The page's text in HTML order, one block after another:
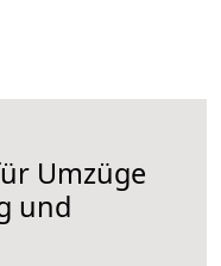
Umzüge
und